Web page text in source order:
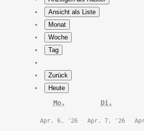
Ansicht als Liste
Monat
Woche
Tag
Zurück
Heute
Mo. Di.
Apr. 6, '266.
Apr. 7, '267.